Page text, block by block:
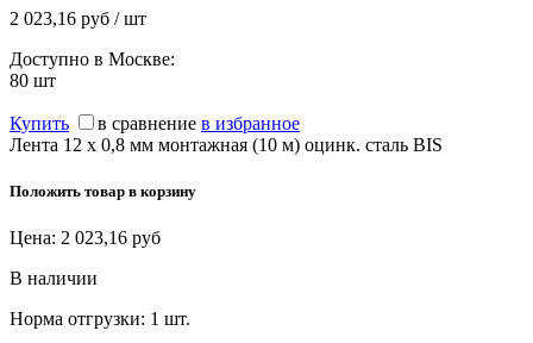
2 023,16 руб / шт
Доступно в Москве:
80 шт
Купить в сравнение в избранное
Лента 12 x 0,8 мм монтажная (10 м) оцинк. сталь BIS
Положить товар в корзину
Цена: 2 023,16 руб
В наличии
Норма отгрузки: 1 шт.